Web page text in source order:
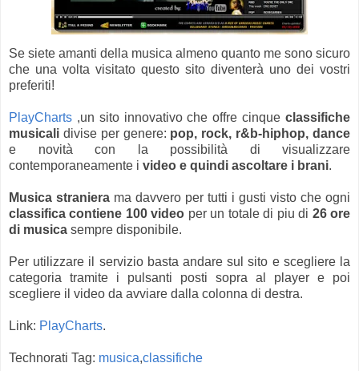
Se siete amanti della musica almeno quanto me sono sicuro
che una volta visitato questo sito diventerà uno dei vostri
preferiti!
PlayCharts ,un sito innovativo che offre cinque classifiche
musicali divise per genere: pop, rock, r&b-hiphop, dance
e novità con la possibilità di visualizzare
contemporaneamente i video e quindi ascoltare i brani.
Musica straniera ma davvero per tutti i gusti visto che ogni
classifica contiene 100 video per un totale di piu di 26 ore
di musica sempre disponibile.
Per utilizzare il servizio basta andare sul sito e scegliere la
categoria tramite i pulsanti posti sopra al player e poi
scegliere il video da avviare dalla colonna di destra.
Link: PlayCharts.
Technorati Tag: musica,classifiche